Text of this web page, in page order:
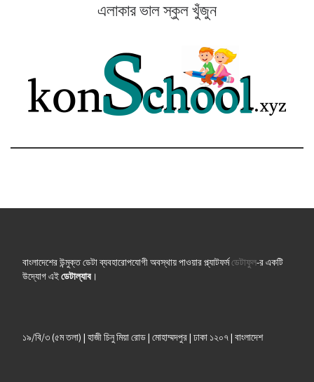
এলাকার ভাল স্কুল খুঁজুন
বাংলাদেশের উন্মুক্ত ডেটা ব্যবহারোপযোগী অবস্থায় পাওয়ার প্ল্যাটফর্মডেটাফুল-র একটি
উদ্যোগ এইডেটাল্যাব।
১৯/বি/৩ (৫ম তলা) | হাজী চিনু মিয়া রোড | মোহাম্মদপুর | ঢাকা ১২০৭ | বাংলাদেশ